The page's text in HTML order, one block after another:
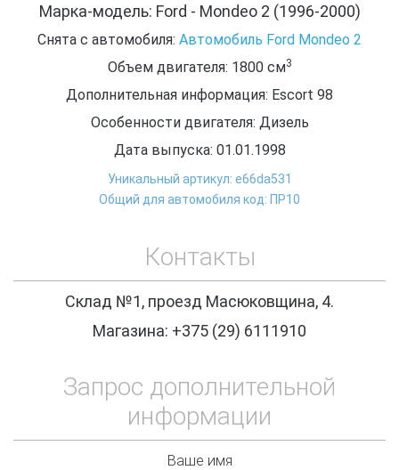
Марка-модель: Ford - Mondeo 2 (1996-2000)
Снята с автомобиля: Автомобиль Ford Mondeo 2
Объем двигателя: 1800 см3
Дополнительная информация: Escort 98
Особенности двигателя: Дизель
Дата выпуска: 01.01.1998
Уникальный артикул: e66da531
Общий для автомобиля код: ПР10
Контакты
Склад №1, проезд Масюковщина, 4.
Магазина: +375 (29) 6111910
Запрос дополнительной
информации
Ваше имя